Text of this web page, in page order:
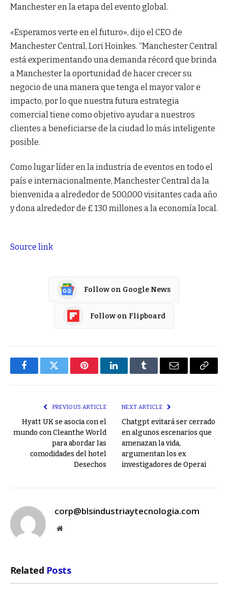
Manchester en la etapa del evento global.
«Esperamos verte en el futuro», dijo el CEO de
Manchester Central, Lori Hoinkes. “Manchester Central
está experimentando una demanda récord que brinda
a Manchester la oportunidad de hacer crecer su
negocio de una manera que tenga el mayor valor e
impacto, por lo que nuestra futura estrategia
comercial tiene como objetivo ayudar a nuestros
clientes a beneficiarse de la ciudad lo más inteligente
posible.
Como lugar líder en la industria de eventos en todo el
país e internacionalmente, Manchester Central da la
bienvenida a alrededor de 500,000 visitantes cada año
y dona alrededor de £ 130 millones a la economía local.
Source link
Follow on Google News
Follow on Flipboard
FacebookTwitter PinterestLinkedInTumblr Email
Copy
PREVIOUS ARTICLE
Hyatt UK se asocia con el
mundo con Cleanthe World
para abordar las
comodidades del hotel
Desechos
NEXT ARTICLE
Chatgpt evitará ser cerrado
en algunos escenarios que
amenazan la vida,
argumentan los ex
investigadores de Operai
corp@blsindustriaytecnologia.com
Website
Related Posts